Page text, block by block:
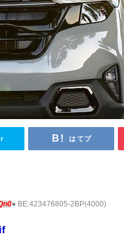
はてブ
● BE:423476805-2BP(4000)